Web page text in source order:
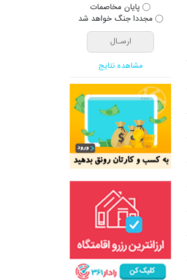
پایان مخاصمات
مجددا جنگ خواهد شد
مشاهده نتایج